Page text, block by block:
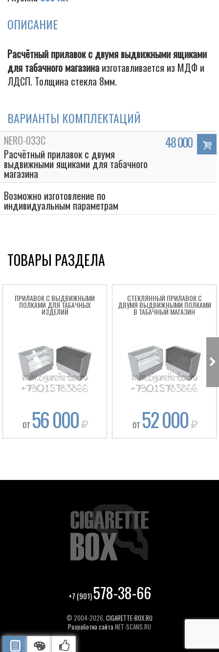
ОПИСАНИЕ ЦВЕТА ОТДЕЛКИ
ОПИСАНИЕ
Расчётный прилавок с двумя выдвижными ящиками
для табачного магазина изготавливается из МДФ и
ЛДСП. Толщина стекла 8мм.
ВАРИАНТЫ КОМПЛЕКТАЦИЙ
NERO-033C
Расчётный прилавок с двумя
выдвижными ящиками для табачного
магазина
48 000
Возможно изготовление по
индивидуальным параметрам
ТОВАРЫ РАЗДЕЛА
ПРИЛАВОК С ВЫДВИЖНЫМИ
ПОЛКАМИ ДЛЯ ТАБАЧНЫХ
ИЗДЕЛИЙ
ОТ 56 000
СТЕКЛЯННЫЙ ПРИЛАВОК С
ДВУМЯ ВЫДВИЖНЫМИ ПОЛКАМИ
В ТАБАЧНЫЙ МАГАЗИН
ОТ 52 000
+7 (901)578-38-66
© 2004-2026, CIGARETTE-BOX.RU
Разработка сайтаNET-SCANS.RU